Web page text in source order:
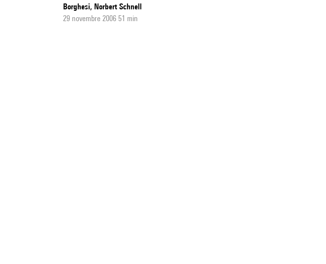
Borghesi, Norbert Schnell
29 novembre 2006 51 min